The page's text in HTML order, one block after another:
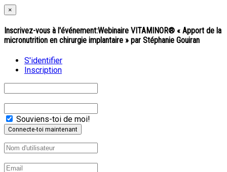
×
Inscrivez-vous à l'événement:Webinaire VITAMINOR® « Apport de la
micronutrition en chirurgie implantaire » par Stéphanie Gouiran
S'identifier
Inscription
Souviens-toi de moi!